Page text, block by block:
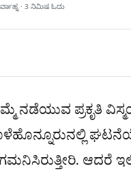
· 3 ನಿಮಿಷ ಓದು
ನಡೆಯುವ ಪ್ರಕೃತಿ
ಆದರೆ